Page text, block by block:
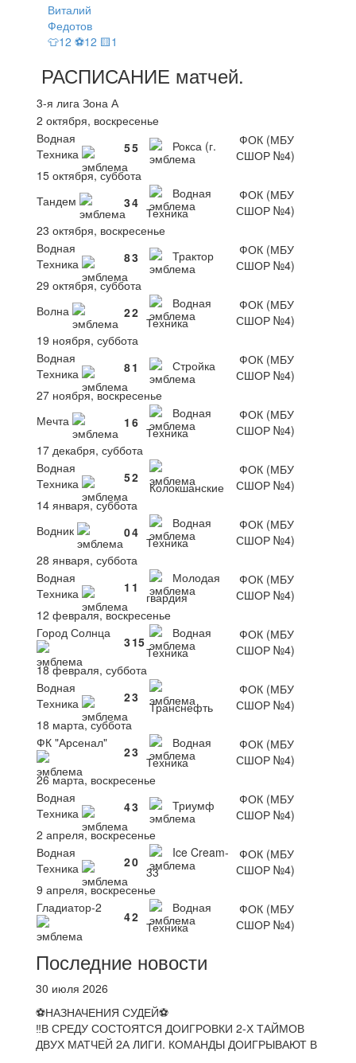
Виталий
Федотов
👕12 ⚽12 🟨1
РАСПИСАНИЕ матчей.
3-я лига Зона А
2 октября, воскресенье
Водная
Техника
55 Рокса (г.
ФОК (МБУ
СШОР №4)
15 октября, суббота
Тандем
34
Водная
Техника
ФОК (МБУ
СШОР №4)
23 октября, воскресенье
Водная
Техника
83 Трактор
ФОК (МБУ
СШОР №4)
29 октября, суббота
Волна
22
Водная
Техника
ФОК (МБУ
СШОР №4)
19 ноября, суббота
Водная
Техника
81 Стройка
ФОК (МБУ
СШОР №4)
27 ноября, воскресенье
Мечта
1 6
Водная
Техника
ФОК (МБУ
СШОР №4)
17 декабря, суббота
Водная
Техника
52
Колокшанские
ФОК (МБУ
СШОР №4)
14 января, суббота
Водник
04
Водная
Техника
ФОК (МБУ
СШОР №4)
28 января, суббота
Водная
Техника
1 1
Молодая
гвардия
ФОК (МБУ
СШОР №4)
12 февраля, воскресенье
Город Солнца
315
Водная
Техника
ФОК (МБУ
СШОР №4)
18 февраля, суббота
Водная
Техника
23
Транснефть
ФОК (МБУ
СШОР №4)
18 марта, суббота
ФК "Арсенал"
23
Водная
Техника
ФОК (МБУ
СШОР №4)
26 марта, воскресенье
Водная
Техника
43 Триумф
ФОК (МБУ
СШОР №4)
2 апреля, воскресенье
Водная
Техника
20
Ice Cream-
33
ФОК (МБУ
СШОР №4)
9 апреля, воскресенье
Гладиатор-2
42
Водная
Техника
ФОК (МБУ
СШОР №4)
Последние новости
30 июля 2026
⚽НАЗНАЧЕНИЯ СУДЕЙ⚽
‼В СРЕДУ СОСТОЯТСЯ ДОИГРОВКИ 2-Х ТАЙМОВ
ДВУХ МАТЧЕЙ 2А ЛИГИ. КОМАНДЫ ДОИГРЫВАЮТ В